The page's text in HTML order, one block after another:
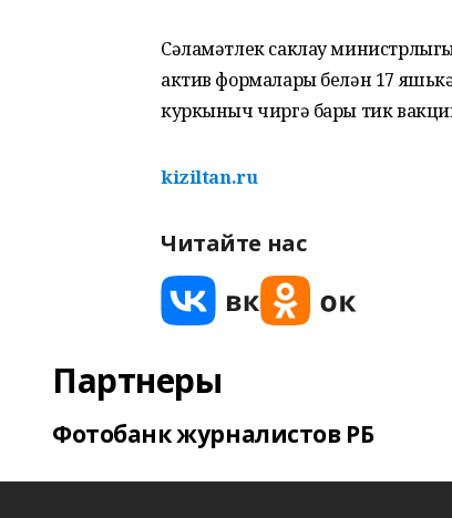
Сәламәтлек саклау
актив формалары белән 17
куркыныч чиргә бары тик
kiziltan.ru
Читайте нас
Партнеры
Фотобанк журналистов РБ